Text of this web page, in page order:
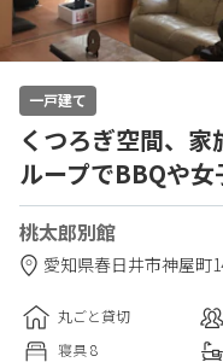
一戸建て
くつろぎ空間、
ループでBBQや
桃太郎別館
愛知県春日井市神屋町
丸ごと貸切
寝具8